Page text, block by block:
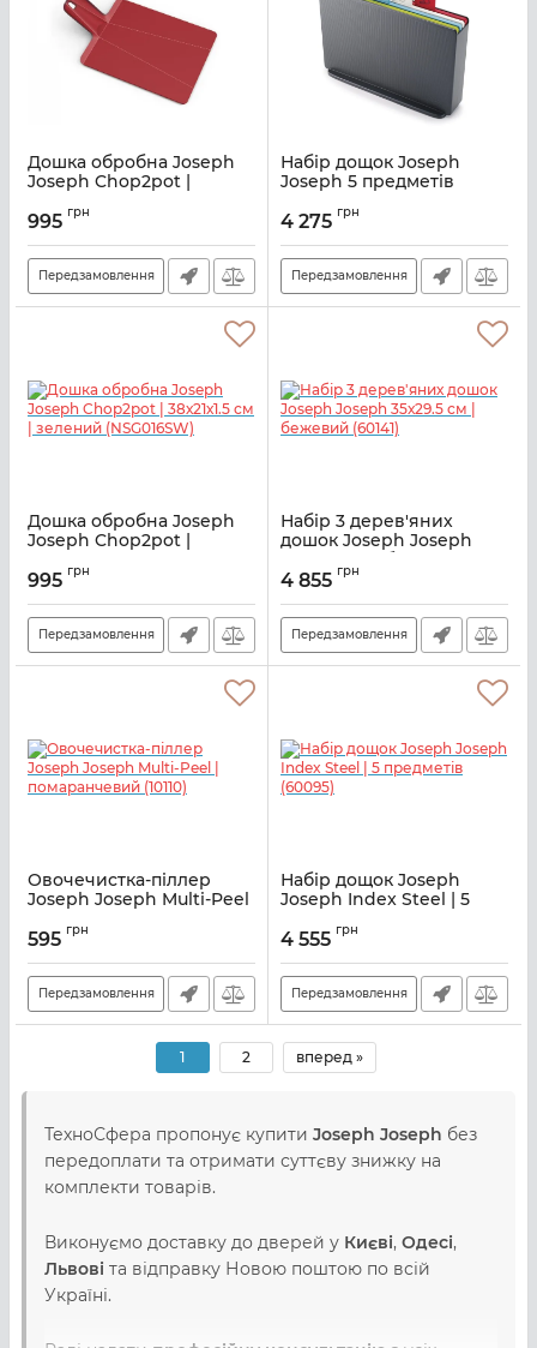
Дошка обробна Joseph
Joseph Chop2pot |
(NSR016SW)
Артикул:M01060027
995 грн
Передзамовлення
Набір дощок Joseph
Joseph 5 предметів
Артикул:
4 275 грн
Передзамовлення
Дошка обробна Joseph
Joseph Chop2pot |
(NSG016SW)
Артикул:M01060026
995 грн
Передзамовлення
Набір 3 дерев'яних
дошок Joseph Joseph
35х29.5 см | бежевий
(60141)
Артикул:M01000630
4 855 грн
Передзамовлення
Овочечистка-піллер
Joseph Joseph Multi-Peel
Артикул:
595 грн
Передзамовлення
Набір дощок Joseph
Joseph Index Steel | 5
Артикул:
4 555 грн
Передзамовлення
1 2 вперед »
ТехноСфера пропонує купити Joseph Joseph без
передоплати та отримати суттєву знижку на
комплекти товарів.
Виконуємо доставку до дверей у Києві, Одесі,
Львові та відправку Новою поштою по всій
Україні.